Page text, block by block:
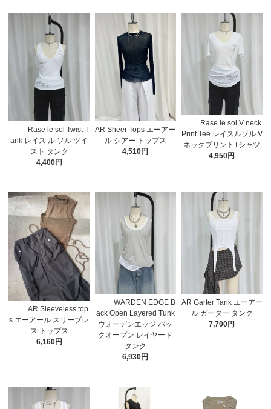
Rase le sol Twist T
ank レイス ル ソル ツイ
スト タンク
4,400円
AR Sheer Tops エーアー
ル シアー トップス
4,510円
Rase le sol V neck
Print Tee レイスルソル V
ネックプリントTシャツ
4,950円
AR Sleeveless top
s エーアール スリーブレ
ス トップス
6,160円
WARDEN EDGE B
ack Open Layered Tunk
ウォーデンエッジ バッ
クオープン レイヤード
タンク
6,930円
AR Garter Tank エーアー
ル ガーター タンク
7,700円